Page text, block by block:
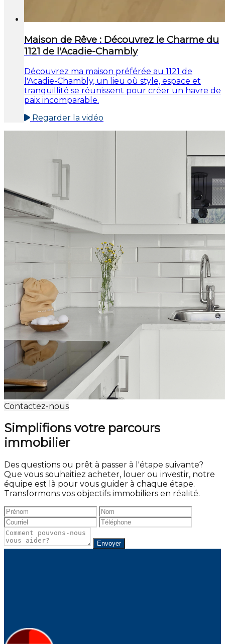
Maison de Rêve : Découvrez le Charme du
1121 de l'Acadie-Chambly
Découvrez ma maison préférée au 1121 de
l'Acadie-Chambly, un lieu où style, espace et
tranquillité se réunissent pour créer un havre de
paix incomparable.
Regarder la vidéo
Contactez-nous
Simplifions votre parcours
immobilier
Des questions ou prêt à passer à l'étape suivante?
Que vous souhaitiez acheter, louer ou investir, notre
équipe est là pour vous guider à chaque étape.
Transformons vos objectifs immobiliers en réalité.
Envoyer